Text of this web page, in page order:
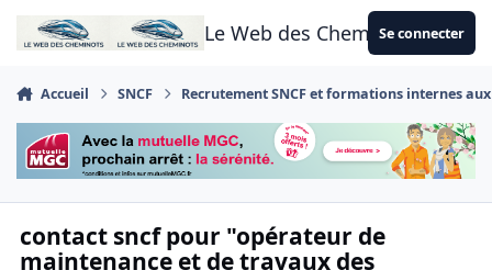
Aller au contenu
Le Web des CheminotsSe connecter
Accueil SNCF Recrutement SNCF et formations internes
contact sncf pour "opérateur de
maintenance et de travaux des